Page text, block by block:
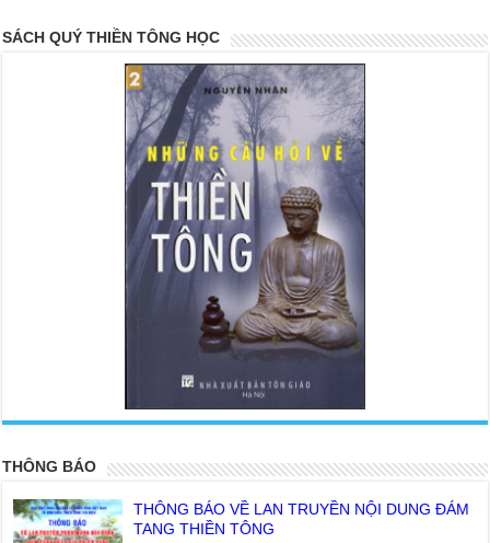
SÁCH QUÝ THIỀN TÔNG HỌC
THÔNG BÁO
THÔNG BÁO VỀ LAN TRUYỀN NỘI DUNG ĐÁM
TANG THIỀN TÔNG